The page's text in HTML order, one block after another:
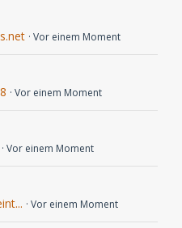
Vor einem Moment
Vor einem Moment
Vor einem Moment
Vor einem Moment